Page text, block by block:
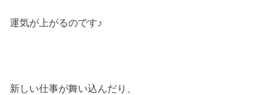
運気が上がるのです♪
新しい仕事が舞い込んだり、